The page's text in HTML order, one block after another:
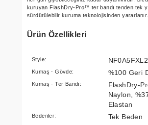
kuruyan FlashDry-Pro™ ter bandı tenden tek
sürdürülebilir kuruma teknolojisinden yararlanır.
Ürün Özellikleri
Style:
Kumaş - Gövde: %100 Geri
Kumaş - Ter Bandı:
FlashDry-
Naylon,
Elastan
Bedenler: Tek Beden